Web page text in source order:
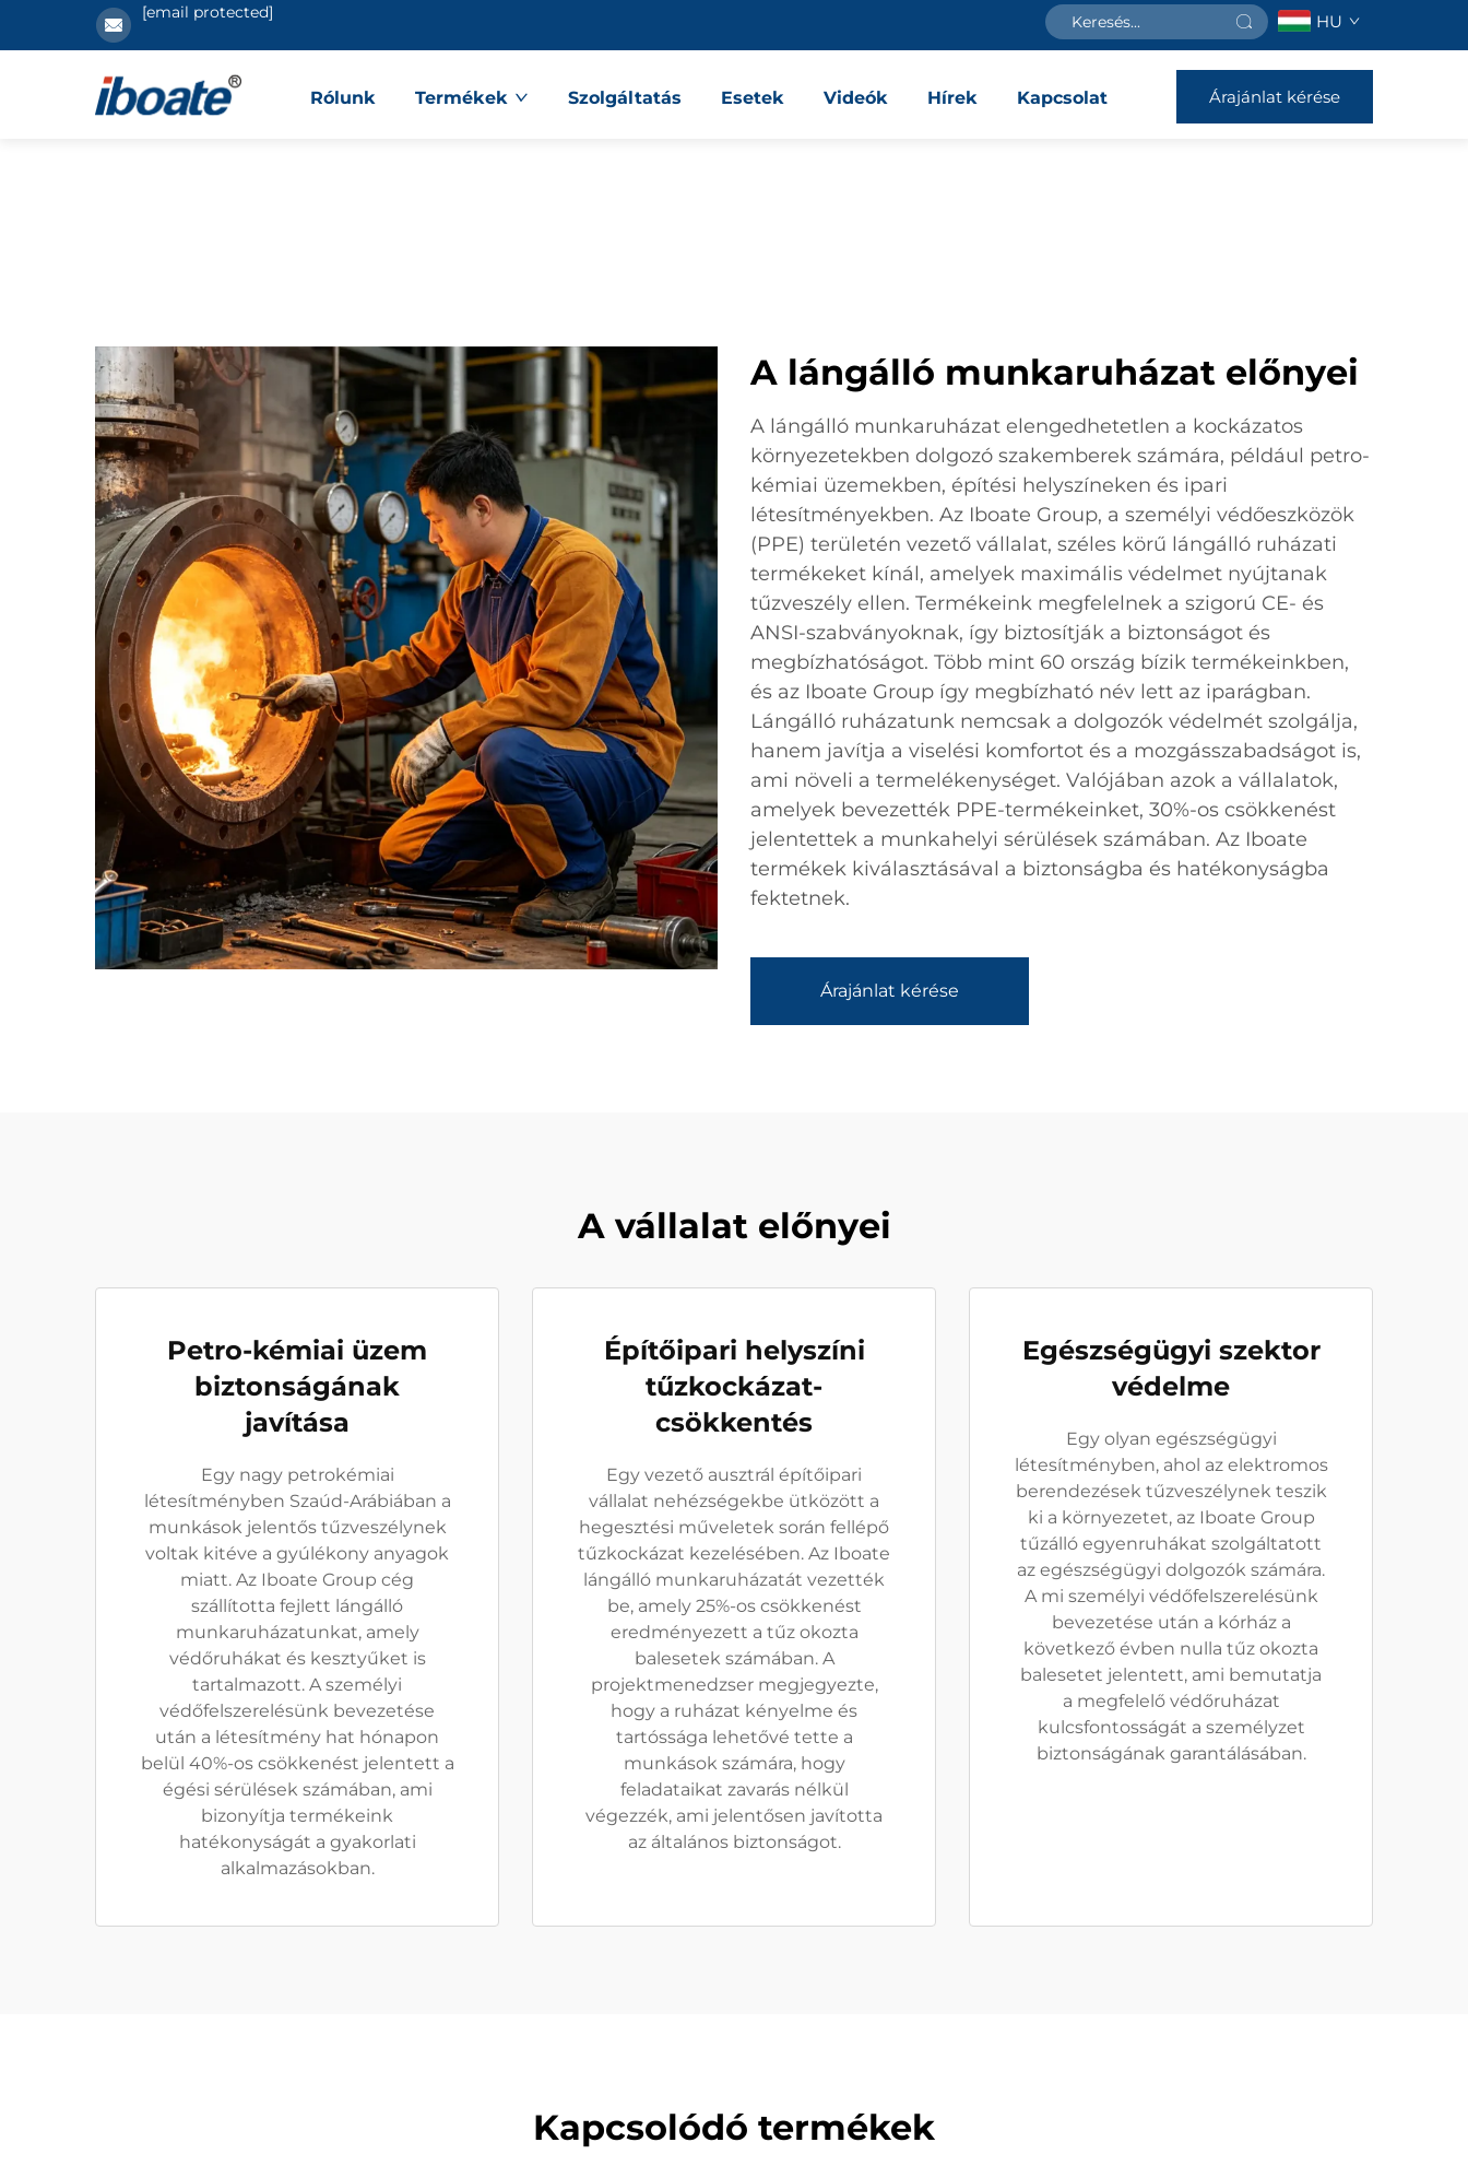
[email protected] HU
Rólunk Termékek Szolgáltatás Esetek Videók Hírek Kapcsolat Árajánlat kérése
A lángálló munkaruházat előnyei
A lángálló munkaruházat elengedhetetlen a kockázatos
környezetekben dolgozó szakemberek számára, például petro-
kémiai üzemekben, építési helyszíneken és ipari
létesítményekben. Az Iboate Group, a személyi védőeszközök
(PPE) területén vezető vállalat, széles körű lángálló ruházati
termékeket kínál, amelyek maximális védelmet nyújtanak
tűzveszély ellen. Termékeink megfelelnek a szigorú CE- és
ANSI-szabványoknak, így biztosítják a biztonságot és
megbízhatóságot. Több mint 60 ország bízik termékeinkben,
és az Iboate Group így megbízható név lett az iparágban.
Lángálló ruházatunk nemcsak a dolgozók védelmét szolgálja,
hanem javítja a viselési komfortot és a mozgásszabadságot is,
ami növeli a termelékenységet. Valójában azok a vállalatok,
amelyek bevezették PPE-termékeinket, 30%-os csökkenést
jelentettek a munkahelyi sérülések számában. Az Iboate
termékek kiválasztásával a biztonságba és hatékonyságba
fektetnek.
Árajánlat kérése
A vállalat előnyei
Petro-kémiai üzem
biztonságának
javítása
Egy nagy petrokémiai
létesítményben Szaúd-Arábiában a
munkások jelentős tűzveszélynek
voltak kitéve a gyúlékony anyagok
miatt. Az Iboate Group cég
szállította fejlett lángálló
munkaruházatunkat, amely
védőruhákat és kesztyűket is
tartalmazott. A személyi
védőfelszerelésünk bevezetése
után a létesítmény hat hónapon
belül 40%-os csökkenést jelentett a
égési sérülések számában, ami
bizonyítja termékeink
hatékonyságát a gyakorlati
alkalmazásokban.
Építőipari helyszíni
tűzkockázat-
csökkentés
Egy vezető ausztrál építőipari
vállalat nehézségekbe ütközött a
hegesztési műveletek során fellépő
tűzkockázat kezelésében. Az Iboate
lángálló munkaruházatát vezették
be, amely 25%-os csökkenést
eredményezett a tűz okozta
balesetek számában. A
projektmenedzser megjegyezte,
hogy a ruházat kényelme és
tartóssága lehetővé tette a
munkások számára, hogy
feladataikat zavarás nélkül
végezzék, ami jelentősen javította
az általános biztonságot.
Egészségügyi szektor
védelme
Egy olyan egészségügyi
létesítményben, ahol az elektromos
berendezések tűzveszélynek teszik
ki a környezetet, az Iboate Group
tűzálló egyenruhákat szolgáltatott
az egészségügyi dolgozók számára.
A mi személyi védőfelszerelésünk
bevezetése után a kórház a
következő évben nulla tűz okozta
balesetet jelentett, ami bemutatja
a megfelelő védőruházat
kulcsfontosságát a személyzet
biztonságának garantálásában.
Kapcsolódó termékek